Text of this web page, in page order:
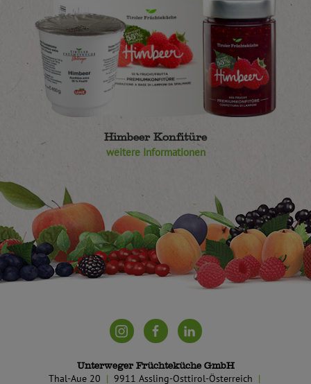
Himbeer Konfitüre
weitere Informationen
Unterweger Früchteküche GmbH
Thal-Aue 20 9911 Assling-Osttirol-Österreich